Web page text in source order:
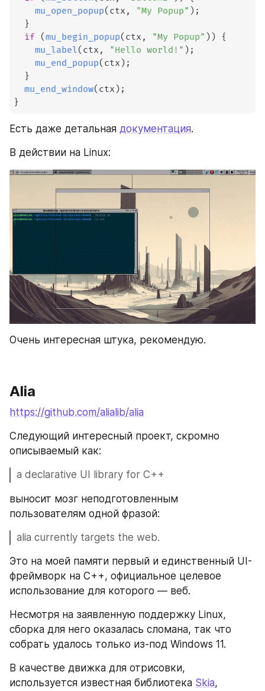
mu_open_popup( ctx , "My Popup" ) ;
}
if (mu_begin_popup( ctx , "My Popup" ) ) {
mu_label( ctx , "Hello world!" ) ;
mu_end_popup( ctx ) ;
}
mu_end_window( ctx ) ;
}
Есть даже детальная документация.
В действии на Linux:
Очень интересная штука, рекомендую.
Alia
https://github.com/alialib/alia
Следующий интересный проект, скромно
описываемый как:
a declarative UI library for C++
выносит мозг неподготовленным
пользователям одной фразой:
alia currently targets the web.
Это на моей памяти первый и единственный UI-
фреймворк на C++, официальное целевое
использование для которого — веб.
Несмотря на заявленную поддержку Linux,
сборка для него оказалась сломана, так что
собрать удалось только из-под Windows 11.
В качестве движка для отрисовки,
используется известная библиотека Skia,